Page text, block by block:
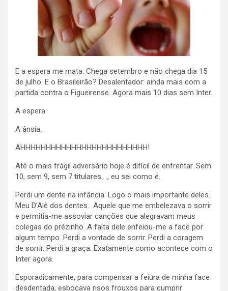
E a espera me mata. Chega setembro e não chega dia 15
de julho. E o Brasileirão? Desalentador: ainda mais com a
partida contra o Figueirense. Agora mais 10 dias sem Inter.
A espera.
A ânsia.
AHHHHHHHHHHHHHHHHHHHHHHHHH!
Até o mais frágil adversário hoje é difícil de enfrentar. Sem
10, sem 9, sem 7 titulares…., eu sei como é.
Perdi um dente na infância. Logo o mais importante deles.
Meu D’Alê dos dentes. Aquele que me embelezava o sorrir
e permitia-me assoviar canções que alegravam meus
colegas do prézinho. A falta dele enfeiou-me a face por
algum tempo. Perdi a vontade de sorrir. Perdi a coragem
de sorrir. Perdi a graça. Exatamente como acontece com o
Inter agora.
Esporadicamente, para compensar a feiura de minha face
desdentada, esboçava risos frouxos para cumprir